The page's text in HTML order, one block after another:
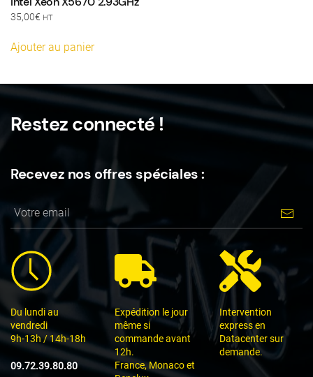
35,00€ HT
Ajouter au panier
Restez connecté !
Recevez nos offres spéciales :
Du lundi au
vendredi
9h-13h / 14h-18h
09.72.39.80.80
Expédition le jour
même si
commande avant
12h.
France, Monaco et
Intervention
express en
Datacenter sur
demande.